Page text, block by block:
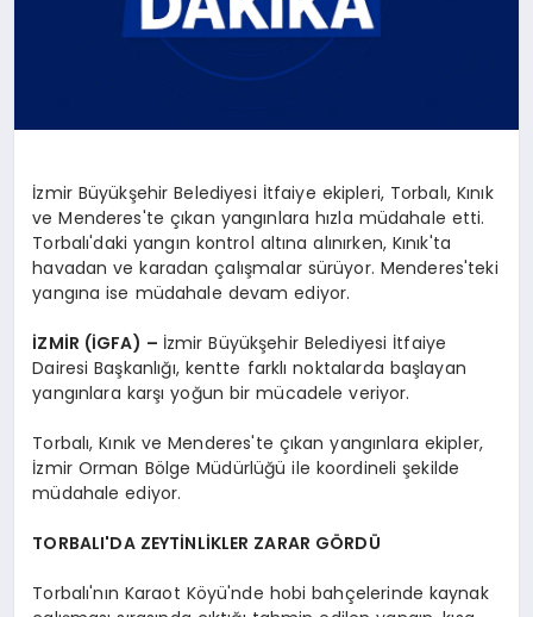
İzmir Büyükşehir Belediyesi İtfaiye ekipleri, Torbalı, Kınık
ve Menderes'te çıkan yangınlara hızla müdahale etti.
Torbalı'daki yangın kontrol altına alınırken, Kınık'ta
havadan ve karadan çalışmalar sürüyor. Menderes'teki
yangına ise müdahale devam ediyor.
İZMİR (İGFA) – İzmir Büyükşehir Belediyesi İtfaiye
Dairesi Başkanlığı, kentte farklı noktalarda başlayan
yangınlara karşı yoğun bir mücadele veriyor.
Torbalı, Kınık ve Menderes'te çıkan yangınlara ekipler,
İzmir Orman Bölge Müdürlüğü ile koordineli şekilde
müdahale ediyor.
TORBALI'DA ZEYTİNLİKLER ZARAR GÖRDÜ
Torbalı'nın Karaot Köyü'nde hobi bahçelerinde kaynak